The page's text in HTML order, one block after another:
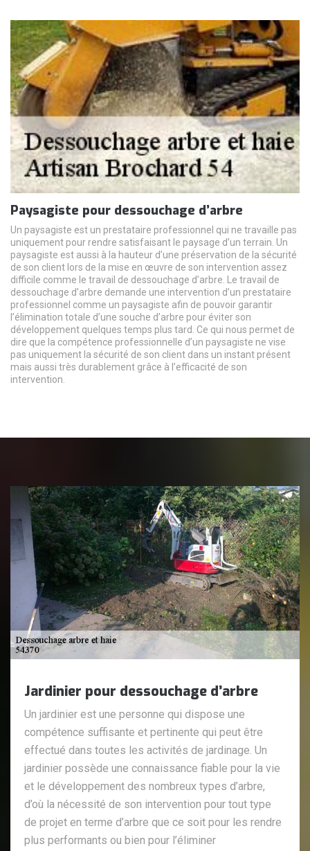
Paysagiste pour dessouchage d’arbre
Un paysagiste est un prestataire professionnel qui ne travaille pas
uniquement pour rendre satisfaisant le paysage d’un terrain. Un
paysagiste est aussi à la hauteur d’une préservation de la sécurité
de son client lors de la mise en œuvre de son intervention assez
difficile comme le travail de dessouchage d’arbre. Le travail de
dessouchage d’arbre demande une intervention d’un prestataire
professionnel comme un paysagiste afin de pouvoir garantir
l’élimination totale d’une souche d’arbre pour éviter son
développement quelques temps plus tard. Ce qui nous permet de
dire que la compétence professionnelle d’un paysagiste ne vise
pas uniquement la sécurité de son client dans un instant présent
mais aussi très durablement grâce à l’efficacité de son
intervention.
Jardinier pour dessouchage d’arbre
Un jardinier est une personne qui dispose une
compétence suffisante et pertinente qui peut être
effectué dans toutes les activités de jardinage. Un
jardinier possède une connaissance fiable pour la vie
et le développement des nombreux types d’arbre,
d’où la nécessité de son intervention pour tout type
de projet en terme d’arbre que ce soit pour les rendre
plus performants ou bien pour l’éliminer